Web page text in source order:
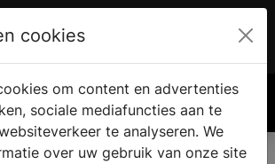
€ 0.00
cookies
om content en advertenties
sociale mediafuncties aan te
te analyseren. We
over uw gebruik van onze site